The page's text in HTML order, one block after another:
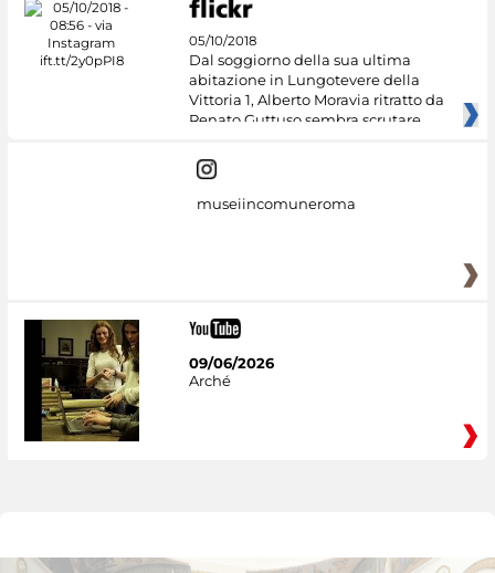
05/10/2018
Dal soggiorno della sua ultima
abitazione in Lungotevere della
Vittoria 1, Alberto Moravia ritratto da
Renato Guttuso sembra scrutare
museiincomuneroma
09/06/2026
Arché